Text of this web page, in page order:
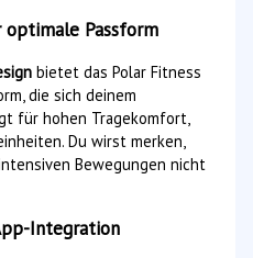
optimale Passform
bietet das Polar Fitness
die sich deinem
für hohen Tragekomfort,
Du wirst merken,
Bewegungen nicht
Integration